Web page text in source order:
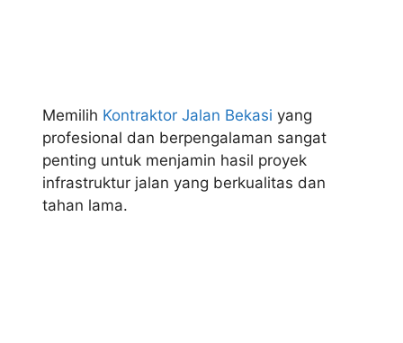
Memilih Kontraktor Jalan Bekasi yang
profesional dan berpengalaman sangat
penting untuk menjamin hasil proyek
infrastruktur jalan yang berkualitas dan
tahan lama.